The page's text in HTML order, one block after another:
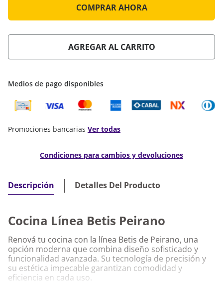
COMPRAR AHORA
AGREGAR AL CARRITO
Medios de pago disponibles
Promociones bancarias Ver todas
Condiciones para cambios y devoluciones
Descripción Detalles Del Producto
Cocina Línea Betis Peirano
Renová tu cocina con la línea Betis de Peirano, una
opción moderna que combina diseño sofisticado y
funcionalidad avanzada. Su tecnología de precisión y
su estética impecable garantizan comodidad y
eficiencia en cada uso.